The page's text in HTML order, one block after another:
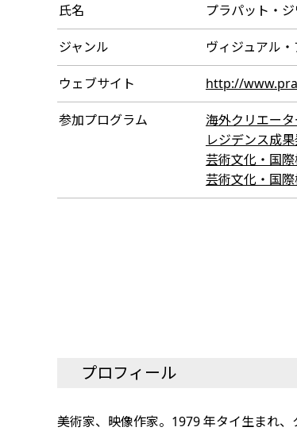
氏名 プラパット・
ジャンル ヴィジュアル・
ウェブサイト http://
参加プログラム
海外クリエー
レジデンス成
芸術文化・国
芸術文化・国
プロフィール
美術家、映像作家。1979 年タイ生まれ